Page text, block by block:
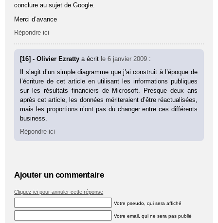
conclure au sujet de Google.
Merci d’avance
Répondre ici
[16] - Olivier Ezrattya écrit le 6 janvier 2009 :
Il s’agit d’un simple diagramme que j’ai construit à l’époque de
l’écriture de cet article en utilisant les informations publiques
sur les résultats financiers de Microsoft. Presque deux ans
après cet article, les données mériteraient d’être réactualisées,
mais les proportions n’ont pas du changer entre ces différents
business.
Répondre ici
Ajouter un commentaire
Cliquez ici pour annuler cette réponse
Votre pseudo, qui sera affiché
Votre email, qui ne sera pas publié